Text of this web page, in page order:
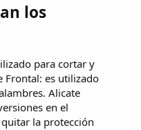
los
para cortar y
Frontal: es utilizado
Alicate
en el
la protección